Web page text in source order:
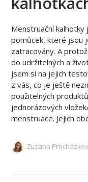
Menstruační kalhotky
pomůcek, které jsou
zatracovány. A
do udržitelných a
jsem si na jejich
z vás, co je ještě
použitelných
jednorázových
menstruace. Jejich
Zuzana